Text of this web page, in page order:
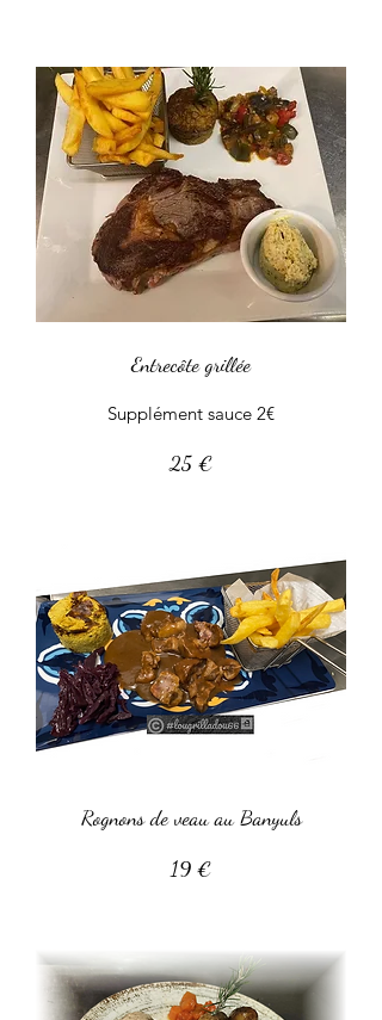
Entrecôte grillée
Supplément sauce 2€
25 €
Rognons de veau au Banyuls
19 €